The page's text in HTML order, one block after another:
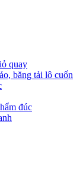
quay
băng tải lô cuốn
đúc